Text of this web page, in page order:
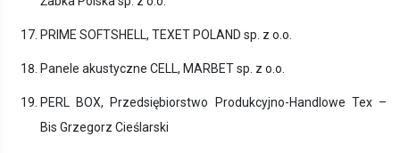
PRIME SOFTSHELL, TEXET POLAND sp. z o.o.
Panele akustyczne CELL, MARBET sp. z o.o.
PERL BOX, Przedsiębiorstwo Produkcyjno-Handlowe Tex –
Bis Grzegorz Cieślarski